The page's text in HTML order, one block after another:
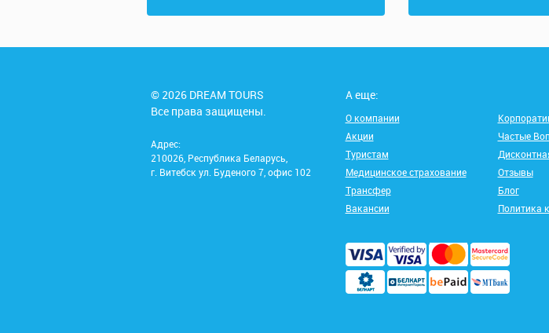
© 2026 DREAM TOURS
Все права защищены.
Адрес:
210026, Республика Беларусь,
г. Витебск ул. Буденого 7, офис 102
А еще:
О компании
Акции
Туристам
Медицинское страхование
Трансфер
Вакансии
Частые
Отзывы
Блог
Политика